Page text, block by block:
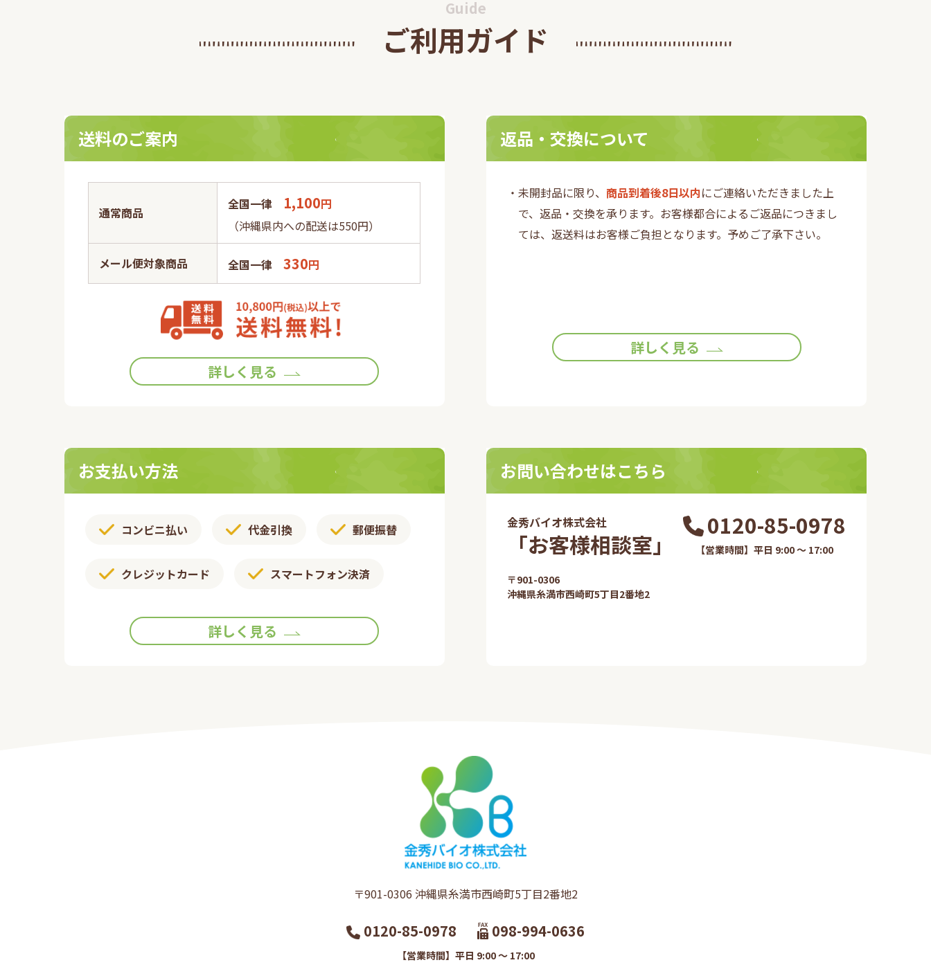
2023.10.02
日本健康医療学会『第
た。
Guide
ご利用ガイド
送料のご案内
通常商品
全国一律 1,100円
（沖縄県内への配送は550円）
メール便対象商品 全国一律330円
詳しく見る
返品・交換について
・未開封品に限り、 商品到着後8日以内にご連絡いただきました上
で、返品・交換を承ります。お客様都合によるご返品につきまし
ては、返送料はお客様ご負担となります。予めご了承下さい。
詳しく見る
お支払い方法
コンビニ払い 代金引換 郵便振替​
クレジットカード スマートフォン決済
詳しく見る
お問い合わせはこちら
金秀バイオ株式会社
「お客様相談室​」
0120-85-0978
【営業時間】平日 9:00 ～ 17:00
〒901-0306​
沖縄県糸満市西崎町5丁目2番地2​
〒901-0306​ 沖縄県糸満市西崎町5丁目2番地2​
0120-85-0978 098-994-0636
【営業時間】平日 9:00 ～ 17:00